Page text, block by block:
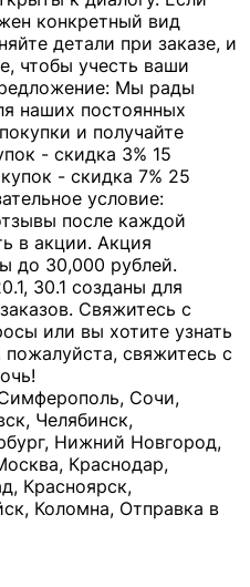
конкретный вид
детали при заказе, и
чтобы учесть ваши
Мы рады
наших постоянных
и получайте
- скидка 3% 15
- скидка 7% 25
условие:
после каждой
в акции. Акция
до 30,000 рублей.
30.1 созданы для
Свяжитесь с
или вы хотите узнать
свяжитесь с
Сочи,
Челябинск,
Нижний Новгород,
Краснодар,
Красноярск,
Коломна, Отправка в